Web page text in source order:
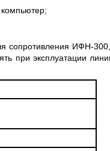
сопротивления ИФН-
при эксплуатации